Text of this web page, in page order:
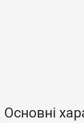
Основні